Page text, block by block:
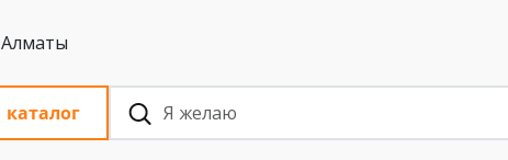
KZT, с НДС, Алматы
каталог